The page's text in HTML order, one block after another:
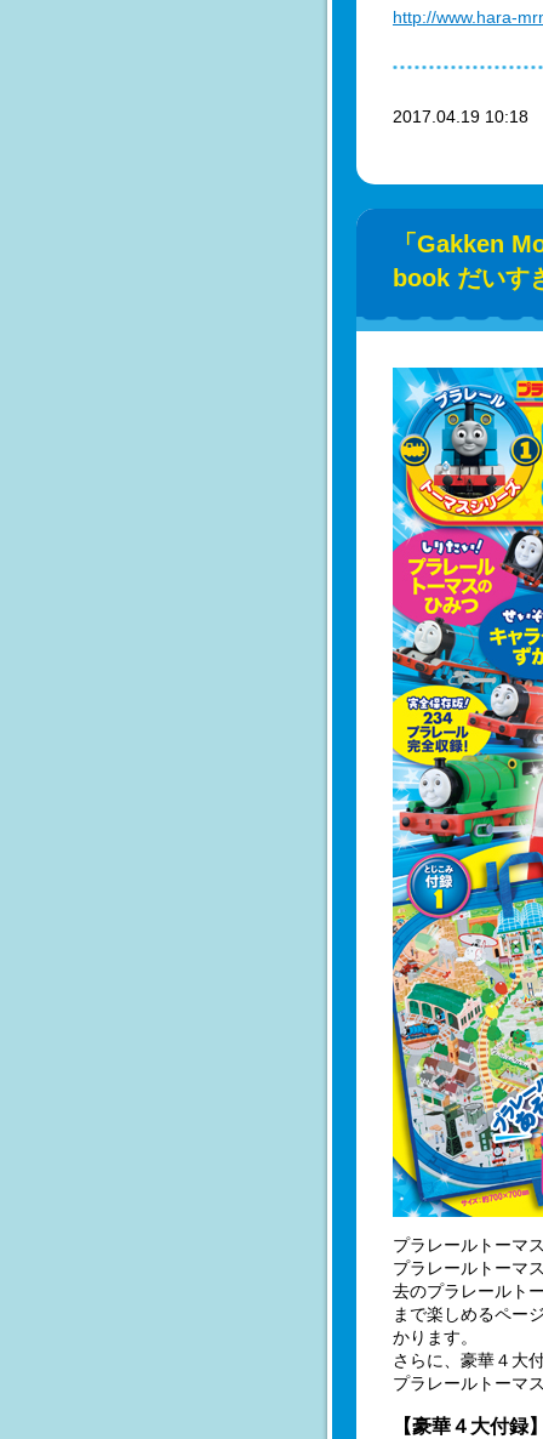
http://www.hara-
2017.04.19
「Gakken
book だいす
プラレールトーマ
プラレールトーマ
去のプラレールト
まで楽しめるペー
かります。
さらに、豪華４大
プラレールトーマ
【豪華４大付録